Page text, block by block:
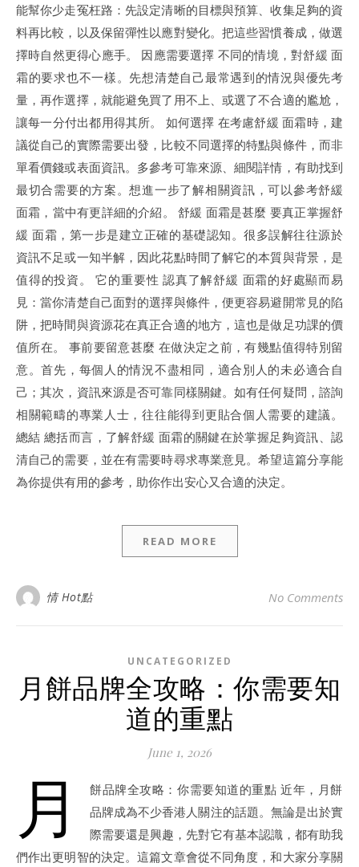
能幫你少走冤枉路：先設定清晰的目標與預算、收集足夠的資
料再比較，以及保留彈性以應對變化。把這些習慣養成，做選
擇時自然更得心應手。 因應需要選擇 不同的情境，對舒緩 面
霜的要求也不一樣。先想清楚自己最常遇到的情況與優先考
量，再作選擇，就能避免買了用不上、或選了不合適的尷尬，
讓每一分付出都用得其所。 如何選擇 在考慮舒緩 面霜時，建
議從自己的實際需要出發，比較不同選擇的特點與條件，而非
單看價錢或表面資訊。多參考可靠來源、細閱詳情，有助找到
最切合需要的方案。想進一步了解相關資訊，可以參考舒緩
面霜，當中有更詳細的介紹。 舒緩 面霜是甚麼 要真正掌握舒
緩 面霜，第一步是建立正確的基礎認知。很多誤解往往源於
資訊不足或一知半解，因此花點時間了解它的本質與背景，是
值得的投資。 它的重要性 認真了解舒緩 面霜的好處顯而易
見：當你清楚自己面對的選擇與條件，便更容易避開常見的陷
阱，把時間與資源花在真正合適的地方，這也是做足功課的價
值所在。 事前要留意甚麼 在做決定之前，有幾點值得特別留
意。首先，每個人的情況不盡相同，適合別人的未必適合自
己；其次，資訊來源是否可靠同樣關鍵。如有任何疑問，諮詢
相關範疇的專業人士，往往能得到更貼合個人需要的建議。
總結 總括而言，了解舒緩 面霜的關鍵在於掌握足夠資訊、認
清自己的需要，並在有需要時尋求專業意見。希望這篇分享能
為你提供有用的參考，助你作出安心又合適的決定。
READ MORE
情 Hot點 No Comments
UNCATEGORIZED
月餅品牌全攻略：你需要知
道的重點
June 1, 2026
月
餅品牌全攻略：你需要知道的重點 近年，月餅
品牌成為不少香港人關注的話題。無論是出於實
際需要還是興趣，先對它有基本認識，都有助我
們作出更明智的決定。這篇文章會從不同角度，和大家分享關